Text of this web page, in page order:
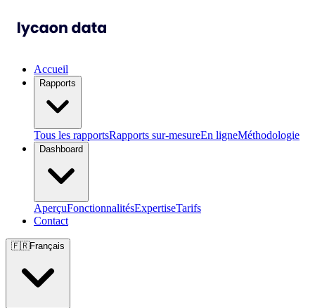
Accueil
Rapports
Tous les rapportsRapports sur-mesureEn ligneMéthodologie
Dashboard
AperçuFonctionnalitésExpertiseTarifs
Contact
🇫🇷Français